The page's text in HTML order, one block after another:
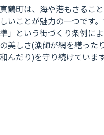
真鶴町は、海や港もさるこ
しいことが魅力の一つです
準」という街づくり条例に
の美しさ(漁師が網を繕った
和んだり)を守り続けています